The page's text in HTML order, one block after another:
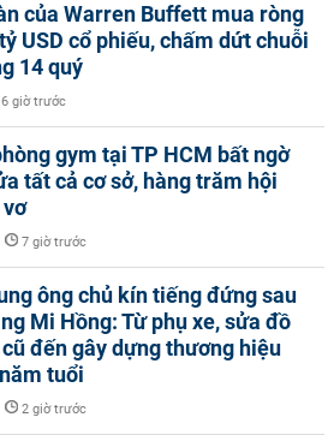
của Warren Buffett mua ròng
USD cổ phiếu, chấm dứt chuỗi
14 quý
6 giờ trước
gym tại TP HCM bất ngờ
tất cả cơ sở, hàng trăm hội
7 giờ trước
ông chủ kín tiếng đứng sau
Mi Hồng: Từ phụ xe, sửa đồ
đến gây dựng thương hiệu
tuổi
2 giờ trước